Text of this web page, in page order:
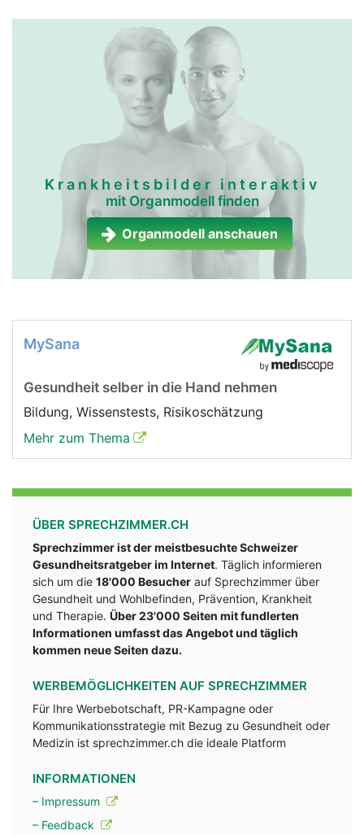
Krankheitsbilder interaktiv
mit Organmodell finden
Organmodell anschauen
MySana
Gesundheit selber in die Hand nehmen
Bildung, Wissenstests, Risikoschätzung
Mehr zum Thema
ÜBER SPRECHZIMMER.CH
Sprechzimmer ist der meistbesuchte Schweizer
Gesundheitsratgeber im Internet. Täglich informieren
sich um die 18'000 Besucher auf Sprechzimmer über
Gesundheit und Wohlbefinden, Prävention, Krankheit
und Therapie. Über 23'000 Seiten mit fundlerten
Informationen umfasst das Angebot und täglich
kommen neue Seiten dazu.
WERBEMÖGLICHKEITEN AUF SPRECHZIMMER
Für Ihre Werbebotschaft, PR-Kampagne oder
Kommunikationsstrategie mit Bezug zu Gesundheit oder
Medizin ist sprechzimmer.ch die ideale Platform
INFORMATIONEN
– Impressum
– Feedback